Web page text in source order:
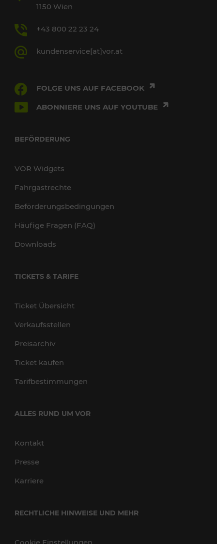
1150 Wien
+43 800 22 23 24
kundenservice[at]vor.at
FOLGE UNS AUF FACEBOOK
ABONNIERE UNS AUF YOUTUBE
BEFÖRDERUNG
VOR Widgets
Fahrgastrechte
Beförderungsbedingungen
Häufige Fragen (FAQ)
Downloads
TICKETS & TARIFE
Ticket Übersicht
Verkaufsstellen
Preisarchiv
Ticket kaufen
Tarifbestimmungen
ALLES RUND UM VOR
Kontakt
Presse
Karriere
RECHTLICHE HINWEISE UND MEHR